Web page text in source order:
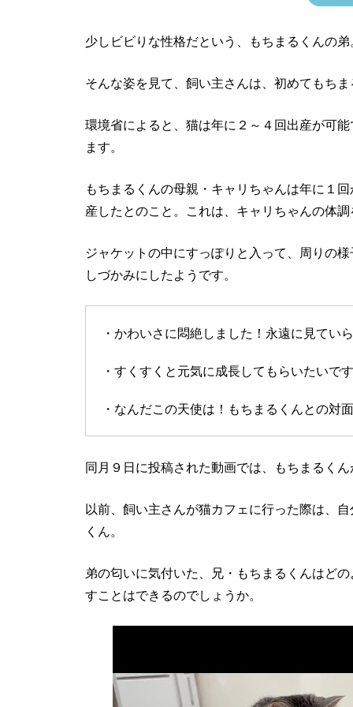
少しビビりな性格だという、もちまるくんの弟
そんな姿を見て、飼い主さんは、初めてもち
環境省によると、猫は年に２～４回出産が可
ます。
もちまるくんの母親・キャリちゃんは年に１
産したとのこと。これは、キャリちゃんの体
ジャケットの中にすっぽりと入って、周りの
しづかみにしたようです。
・かわいさに悶絶しました！永遠に見てい
・すくすくと元気に成長してもらいたいで
・なんだこの天使は！もちまるくんとの対
同月９日に投稿された動画では、もちまるく
以前、飼い主さんが猫カフェに行った際は、
くん。
弟の匂いに気付いた、兄・もちまるくんはど
すことはできるのでしょうか。